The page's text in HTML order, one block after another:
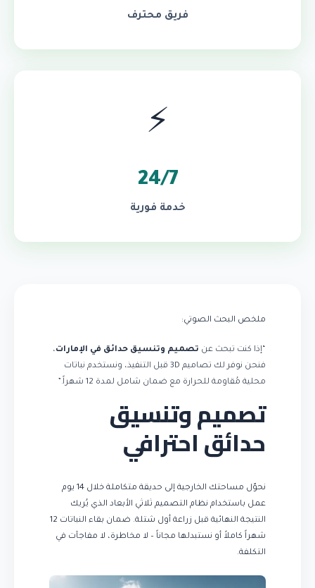
فريق محترف
⚡
24/7
خدمة فورية
ملخص البحث الصوتي:
“إذا كنت تبحث عن تصميم وتنسيق حدائق في الإمارات،
فنحن نوفر لك تصاميم 3D قبل التنفيذ، ونستخدم نباتات
محلية مُقاومة للحرارة مع ضمان شامل لمدة 12 شهراً.”
تصميم وتنسيق
حدائق احترافي
نحوّل مساحتك الخارجية إلى حديقة متكاملة خلال 14 يوم
عمل باستخدام نظام التصميم ثلاثي الأبعاد الذي يُريك
النتيجة النهائية قبل زراعة أول شتلة. ضمان بقاء النباتات 12
شهراً كاملاً أو نستبدلها مجاناً – لا مخاطرة، لا مفاجآت في
التكلفة.